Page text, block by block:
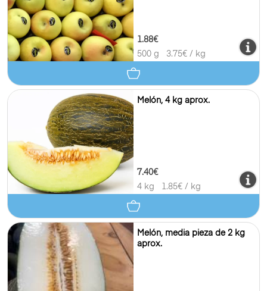
1.88€
500 g
3.75€ / kg
Melón, 4 kg aprox.
7.40€
4 kg
1.85€ / kg
Melón, media pieza de 2 kg
aprox.